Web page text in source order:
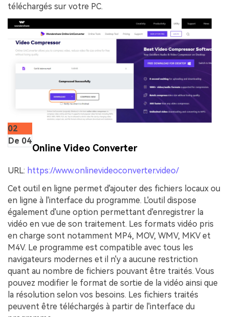
téléchargés sur votre PC.
02
De 04
Online Video Converter
URL: https://www.onlinevideoconverter.video/
Cet outil en ligne permet d'ajouter des fichiers locaux ou
en ligne à l'interface du programme. L'outil dispose
également d'une option permettant d'enregistrer la
vidéo en vue de son traitement. Les formats vidéo pris
en charge sont notamment MP4, MOV, WMV, MKV et
M4V. Le programme est compatible avec tous les
navigateurs modernes et il n'y a aucune restriction
quant au nombre de fichiers pouvant être traités. Vous
pouvez modifier le format de sortie de la vidéo ainsi que
la résolution selon vos besoins. Les fichiers traités
peuvent être téléchargés à partir de l'interface du